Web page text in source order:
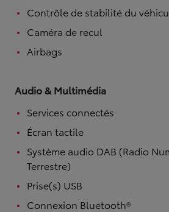
Contrôle de stabilité du
Caméra de recul
Airbags
Audio & Multimédia
Services connectés
Écran tactile
Système audio DAB (Radio
Terrestre)
Prise(s) USB
Connexion Bluetooth®